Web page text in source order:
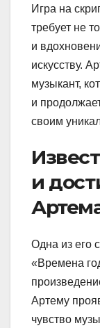
Игра на
требует не
и
искусству.
музыкант,
и
своим
и
Одна из его
«Времена
Артему
чувство